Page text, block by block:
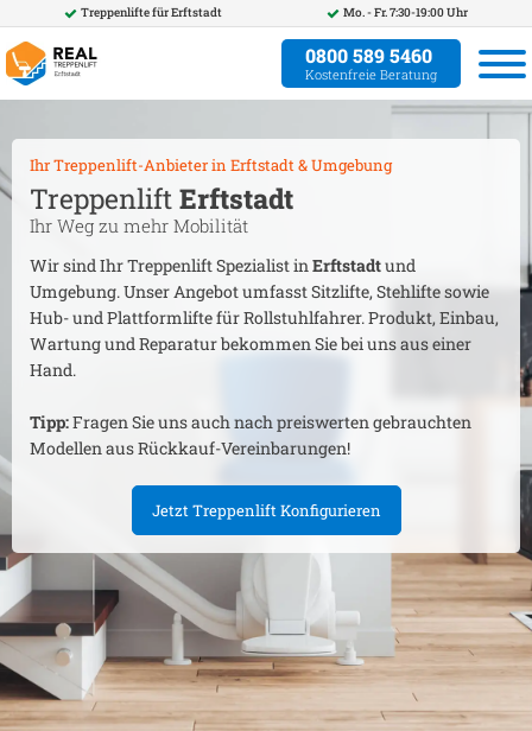
Treppenlifte fürErftstadt Mo. - Fr. 7:30-19:00 Uhr
0800 589 5460
Kostenfreie Beratung
Ihr Treppenlift-Anbieter in Erftstadt& Umgebung
Treppenlift Erftstadt
Ihr Weg zu mehr Mobilität
Wir sind Ihr Treppenlift Spezialist inErftstadtund
Umgebung. Unser Angebot umfasst Sitzlifte, Stehlifte sowie
Hub- und Plattformlifte für Rollstuhlfahrer. Produkt, Einbau,
Wartung und Reparatur bekommen Sie bei uns aus einer
Hand.
Tipp:Fragen Sie uns auch nach preiswerten gebrauchten
Modellen aus Rückkauf-Vereinbarungen!
Jetzt Treppenlift Konfigurieren